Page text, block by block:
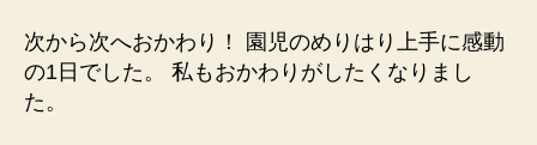
次から次へおかわり！ 園児のめりはり上手に感動
の1日でした。 私もおかわりがしたくなりまし
た。